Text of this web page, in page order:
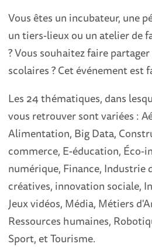
Vous êtes un incubateur, une
un tiers-lieux ou un atelier de
? Vous souhaitez faire
scolaires ? Cet événement est
Les 24 thématiques, dans
vous retrouver sont variées :
Alimentation, Big Data,
commerce, E-éducation, Éco-
numérique, Finance, Industrie
créatives, innovation sociale,
Jeux vidéos, Média, Métiers
Ressources humaines,
Sport, et Tourisme.